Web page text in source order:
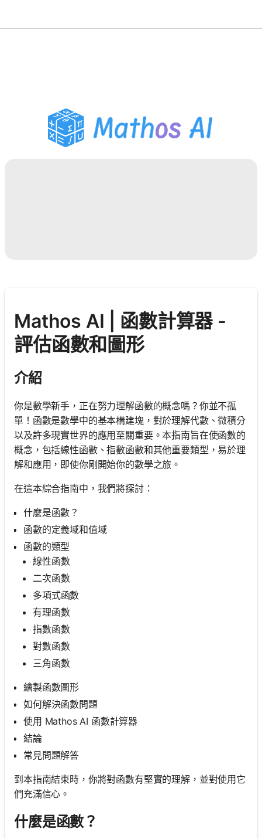
PDF 作業助手
學習工具
Mathos AI | 函數計算器 -
評估函數和圖形
介紹
你是數學新手，正在努力理解函數的概念嗎？你並不孤
單！函數是數學中的基本構建塊，對於理解代數、微積分
以及許多現實世界的應用至關重要。本指南旨在使函數的
概念，包括線性函數、指數函數和其他重要類型，易於理
解和應用，即使你剛開始你的數學之旅。
在這本綜合指南中，我們將探討：
什麼是函數？
函數的定義域和值域
函數的類型
線性函數
二次函數
多項式函數
有理函數
指數函數
對數函數
三角函數
繪製函數圖形
如何解決函數問題
使用 Mathos AI 函數計算器
結論
常見問題解答
到本指南結束時，你將對函數有堅實的理解，並對使用它
們充滿信心。
什麼是函數？